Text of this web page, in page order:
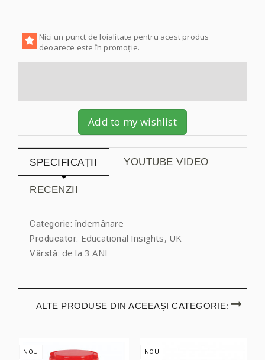
Nici un punct de loialitate pentru acest produs
deoarece este în promoție.
Add to my wishlist
SPECIFICAȚII YOUTUBE VIDEO
RECENZII
Categorie:îndemânare
Producator: Educational Insights, UK
Vârstă: de la 3 ANI
ALTE PRODUSE DIN ACEEAȘI CATEGORIE:
NOU NOU